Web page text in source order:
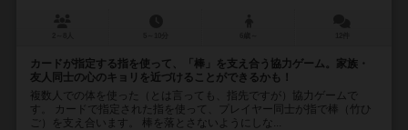
カードが指定する指を使って、「棒」を支え合う協力ゲーム。家族・
友人同士の心のキョリを近づけることができるかも！
複数人での体を使った（とは言っても、指先ですが）協力ゲームで
す。 カードで指定された指を使って、プレイヤー同士が指で棒（竹ひ
ご）を支え合います。 棒を落とさないようにしな...